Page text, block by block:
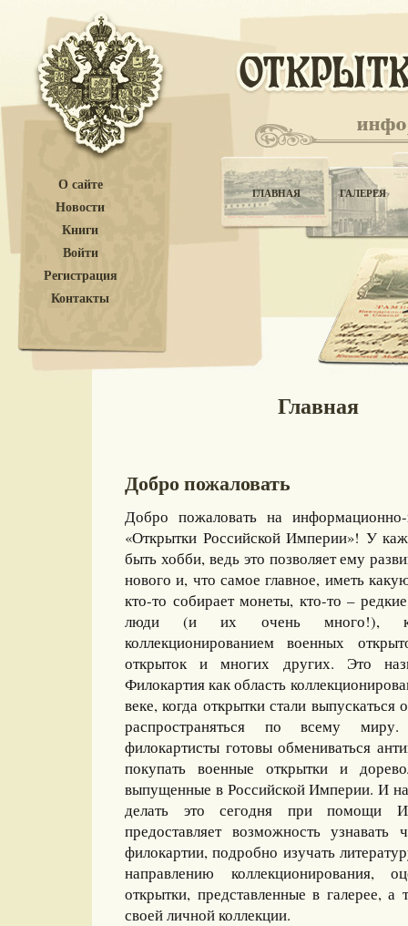
О сайте
Новости
Книги
Войти
Регистрация
Контакты
ГЛАВНАЯ ГАЛЕРЕЯ
Главная
Добро пожаловать
Добро пожаловать на информационно-
«Открытки Российской Империи»! У
быть хобби, ведь это позволяет ему
нового и, что самое главное, иметь
кто-то собирает монеты, кто-то –
люди (и их очень много!),
коллекционированием военных
открыток и многих других. Это
Филокартия как область
веке, когда открытки стали
распространяться по всему
филокартисты готовы обмениваться
покупать военные открытки и
выпущенные в Российской Империи. И
делать это сегодня при помощи
предоставляет возможность
филокартии, подробно изучать
направлению коллекционирования,
открытки, представленные в галерее, а
своей личной коллекции.